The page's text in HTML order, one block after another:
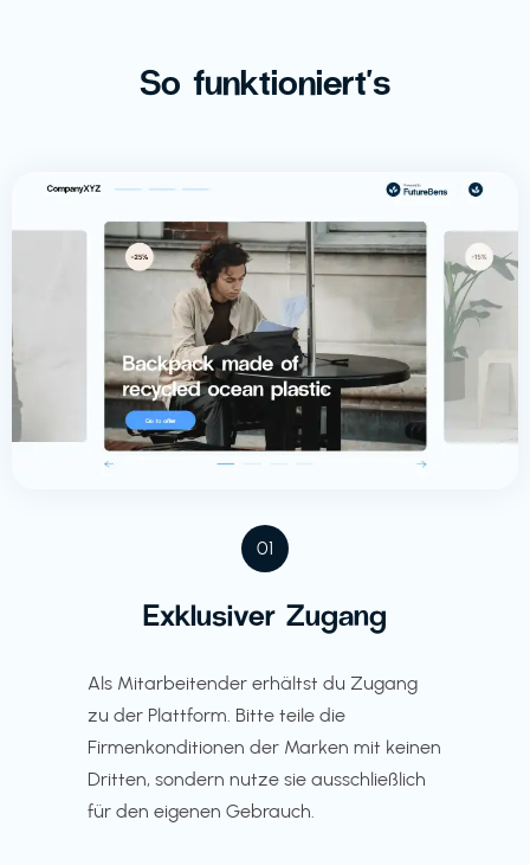
So funktioniert's
01
Exklusiver Zugang
Als Mitarbeitender erhältst du Zugang
zu der Plattform. Bitte teile die
Firmenkonditionen der Marken mit keinen
Dritten, sondern nutze sie ausschließlich
für den eigenen Gebrauch.